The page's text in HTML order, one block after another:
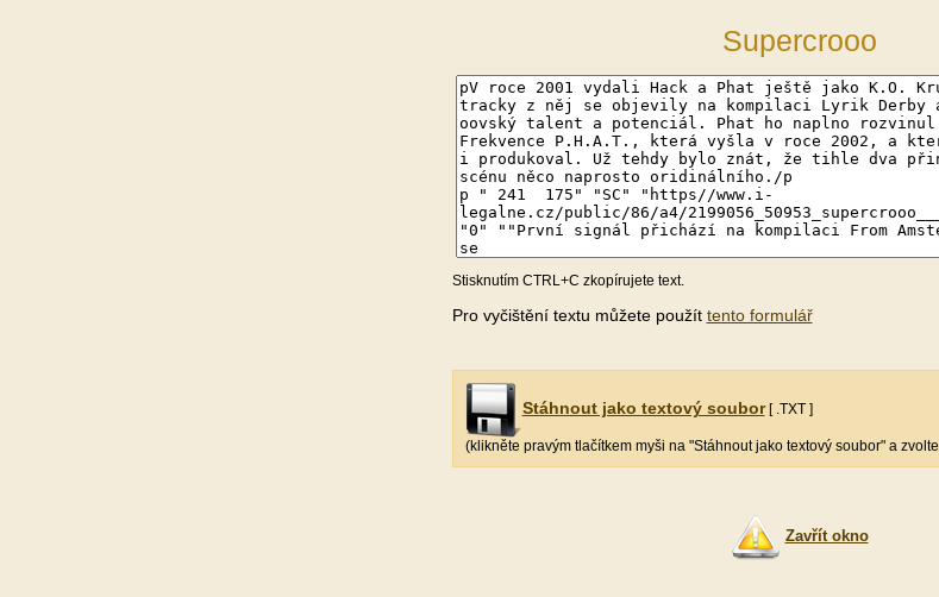
Supercrooo
Stisknutím CTRL+C zkopírujete text.
Pro vyčištění textu můžete použít tento formulář
Stáhnout jako textový soubor[ .TXT ]
(klikněte pravým tlačítkem myši na "Stáhnout jako textový soubor" a zvolte
Zavřít okno